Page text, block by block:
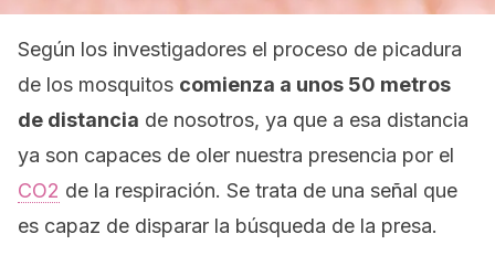
Según los investigadores el proceso de picadura
de los mosquitos comienza a unos 50 metros
de distancia de nosotros, ya que a esa distancia
ya son capaces de oler nuestra presencia por el
CO2 de la respiración. Se trata de una señal que
es capaz de disparar la búsqueda de la presa.